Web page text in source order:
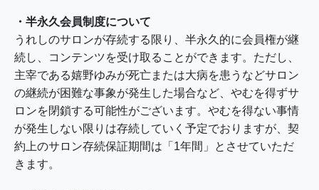
・半永久会員制度について
うれしのサロンが存続する限り、半永久的に会員権が継
続し、コンテンツを受け取ることができます。ただし、
主宰である嬉野ゆみが死亡または大病を患うなどサロン
の継続が困難な事象が発生した場合など、やむを得ずサ
ロンを閉鎖する可能性がございます。やむを得ない事情
が発生しない限りは存続していく予定でおりますが、契
約上のサロン存続保証期間は「1年間」とさせていただ
きます。